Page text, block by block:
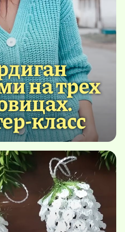
на трех
класс